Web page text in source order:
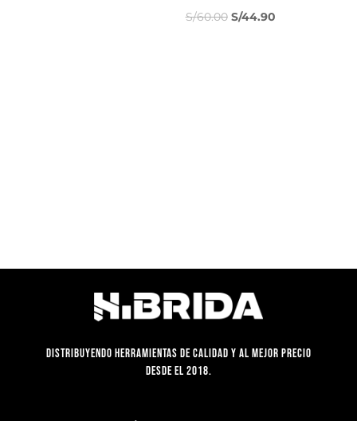
S/60.00 El
S/44.90El
Distribuyendo herramientas de calidad y al mejor precio
desde el 2018.